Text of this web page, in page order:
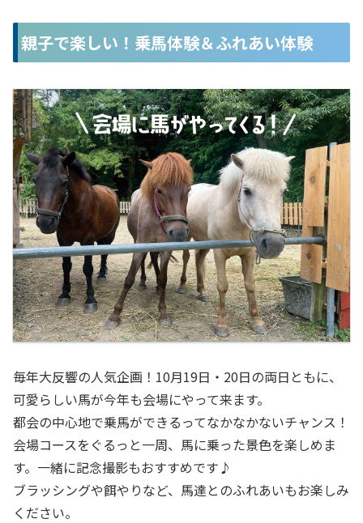
親子で楽しい！乗馬体験＆ふれあい体験
毎年大反響の人気企画！10月19日・20日の両日ともに、
可愛らしい馬が今年も会場にやって来ます。
都会の中心地で乗馬ができるってなかなかないチャンス！
会場コースをぐるっと一周、馬に乗った景色を楽しめま
す。一緒に記念撮影もおすすめです♪
ブラッシングや餌やりなど、馬達とのふれあいもお楽しみ
ください。